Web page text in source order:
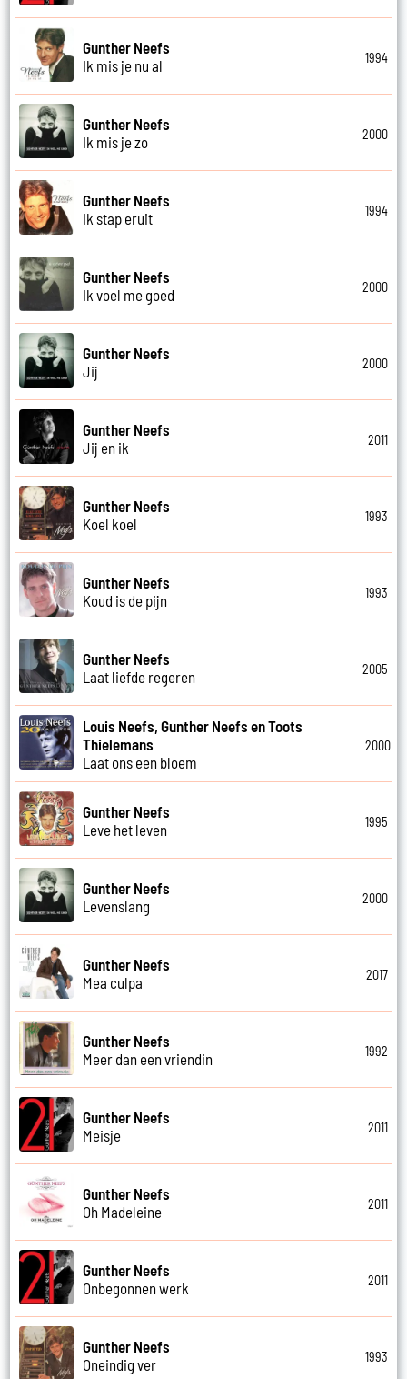
Gunther Neefs
Ik mis je nu al
1994
Gunther Neefs
Ik mis je zo
2000
Gunther Neefs
Ik stap eruit
1994
Gunther Neefs
Ik voel me goed
2000
Gunther Neefs
Jij
2000
Gunther Neefs
Jij en ik
2011
Gunther Neefs
Koel koel
1993
Gunther Neefs
Koud is de pijn
1993
Gunther Neefs
Laat liefde regeren
2005
Louis Neefs, Gunther Neefs en Toots
Thielemans
Laat ons een bloem
2000
Gunther Neefs
Leve het leven
1995
Gunther Neefs
Levenslang
2000
Gunther Neefs
Mea culpa
2017
Gunther Neefs
Meer dan een vriendin
1992
Gunther Neefs
Meisje
2011
Gunther Neefs
Oh Madeleine
2011
Gunther Neefs
Onbegonnen werk
2011
Gunther Neefs
Oneindig ver
1993